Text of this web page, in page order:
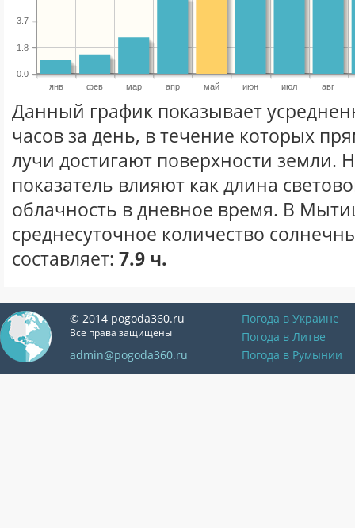
янв фев мар апр май июн июл авг
0.0
1.8
3.7
Данный график показывает
часов за день, в течение которых
лучи достигают поверхности земли.
показатель влияют как длина
облачность в дневное время. В
среднесуточное количество
составляет: 7.9 ч.
© 2014 pogoda360.ru
Все права защищены
admin@pogoda360.ru
Погода в Украине
Погода в Литве
Погода в Румынии